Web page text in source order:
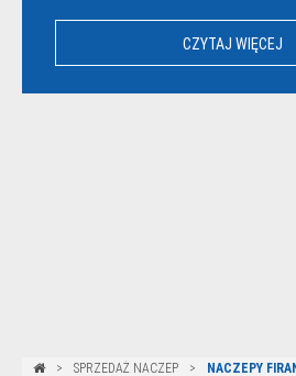
CZYTAJ WIĘCEJ
SPRZEDAŻ NACZEP NACZEPY